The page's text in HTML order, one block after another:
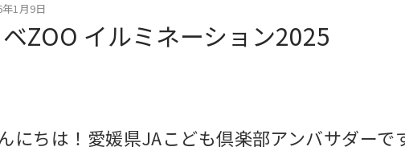
1月9日
ベZOO イルミネーション2025
にちは！愛媛県JAこども倶楽部アンバサダーで